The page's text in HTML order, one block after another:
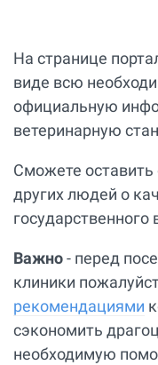
На странице
виде всю
официальную
ветеринарную
Сможете оставить
других людей о
Важно- перед
клиники
рекомендациями
сэкономить
необходимую